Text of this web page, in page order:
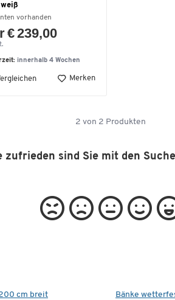
weiß
vorhanden
€ 239,00
innerhalb 4 Wochen
Merken
2 von 2 Produkten
zufrieden sind Sie mit den
cm breit Bänke